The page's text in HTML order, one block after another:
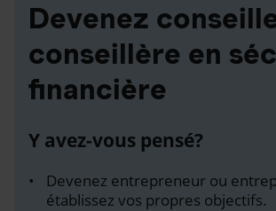
Devenez
conseillère en
financière
Y avez-vous pensé?
Devenez entrepreneur ou
établissez vos propres objectifs.